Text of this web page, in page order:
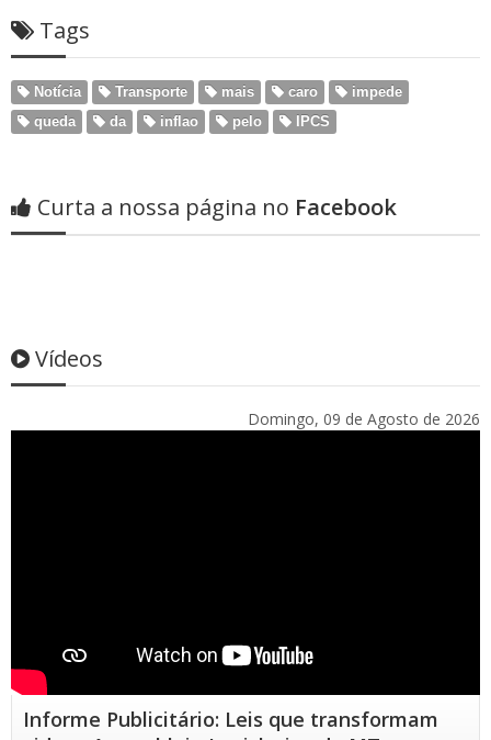
Tags
Notícia Transporte mais caro
impede
queda
da inflao pelo IPCS
Curta a nossa página no Facebook
Vídeos
Domingo, 09 de Agosto de 2026
Informe Publicitário: Leis que transformam